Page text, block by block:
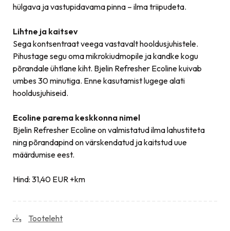
hülgava ja vastupidavama pinna – ilma triipudeta.
Lihtne ja kaitsev
Sega kontsentraat veega vastavalt hooldusjuhistele.
Pihustage segu oma mikrokiudmopile ja kandke kogu
põrandale ühtlane kiht. Bjelin Refresher Ecoline kuivab
umbes 30 minutiga. Enne kasutamist lugege alati
hooldusjuhiseid.
Ecoline parema keskkonna nimel
Bjelin Refresher Ecoline on valmistatud ilma lahustiteta
ning põrandapind on värskendatud ja kaitstud uue
määrdumise eest.
Hind: 31,40 EUR +km
Tooteleht